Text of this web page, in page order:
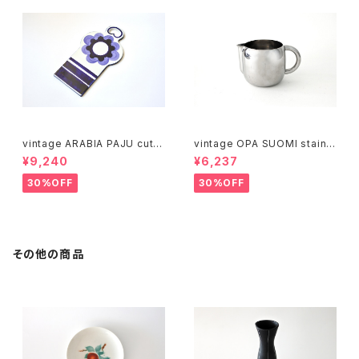
vintage ARABIA PAJU cutti
ng boad / ヴィンテージ アラビ
ア パユ カッティングボード
¥9,240
30%OFF
vintage OPA SUOMI stainle
ss milk pitcher M / ヴィンテ
ージ オーパ スオミ ステンレス
ミルクピッチャー M
¥6,237
30%OFF
その他の商品